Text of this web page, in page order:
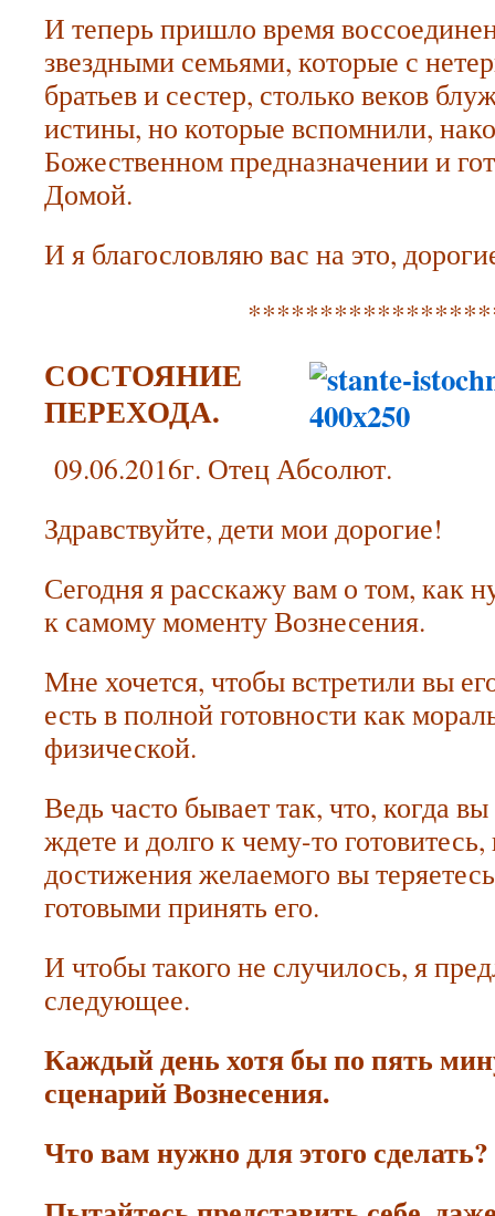
И теперь пришло время
звездными семьями, которые с
братьев и сестер, столько веков
истины, но которые вспомнили,
Божественном предназначении и
Домой.
И я благословляю вас на это,
СОСТОЯНИЕ
ПЕРЕХОДА.
09.06.2016г. Отец Абсолют.
Здравствуйте, дети мои дорогие!
Сегодня я расскажу вам о том, как
к самому моменту Вознесения.
Мне хочется, чтобы встретили вы
есть в полной готовности как
физической.
Ведь часто бывает так, что, когда
ждете и долго к чему-то
достижения желаемого вы
готовыми принять его.
И чтобы такого не случилось, я
следующее.
Каждый день хотя бы по пять
сценарий Вознесения.
Что вам нужно для этого сделать?